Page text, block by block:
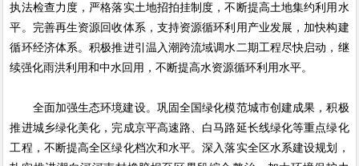
执法检查力度，严格落实土地招拍挂制度，不断提高土地集约利用水
平。完善再生资源回收体系，支持资源循环利用产业发展，加快构建
循环经济体系。积极推进引温入潮跨流域调水二期工程尽快启动，继
续强化雨洪利用和中水回用，不断提高水资源循环利用水平。
全面加强生态环境建设。巩固全国绿化模范城市创建成果，积极
推进城乡绿化美化，完成京平高速路、白马路延长线绿化等重点绿化
工程，不断提高全区绿化档次和水平。深入落实全区水系建设规划，